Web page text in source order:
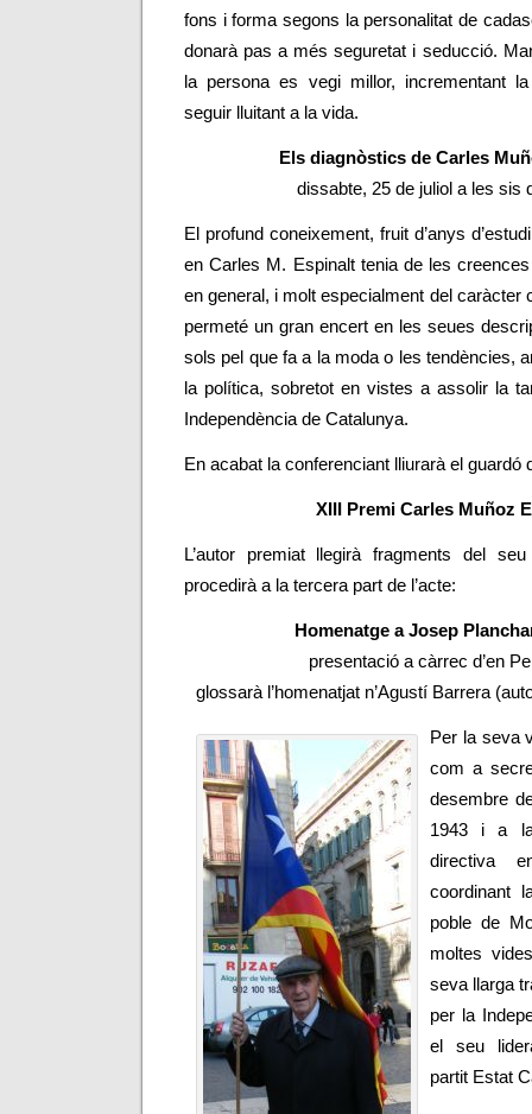
fons i forma segons la personalitat de
donarà pas a més seguretat i seducció.
la persona es vegi millor, incrementant
seguir lluitant a la vida.
Els diagnòstics de Carles
dissabte, 25 de juliol a les sis
El profund coneixement, fruit d’anys
en Carles M. Espinalt tenia de les
en general, i molt especialment del caràcter
permeté un gran encert en les seues
sols pel que fa a la moda o les tendències,
la política, sobretot en vistes a assolir la
Independència de Catalunya.
En acabat la conferenciant lliurarà el guardó
XIII Premi Carles Muñoz
L’autor premiat llegirà fragments del
procedirà a la tercera part de l’acte:
Homenatge a Josep
presentació a càrrec d’en
glossarà l’homenatjat n’Agustí Barrera
Per la seva
com a
desembre
1943 i a
directiva
coordinant
poble de
moltes
seva llarga
per la
el seu
partit Estat